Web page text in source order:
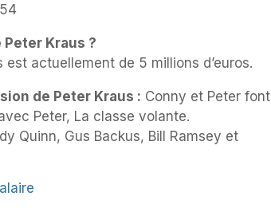
Kraus ?
actuellement de 5 millions d’euros.
de Peter Kraus : Conny et Peter font
Peter, La classe volante.
Quinn, Gus Backus, Bill Ramsey et